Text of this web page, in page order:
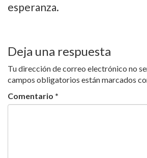
esperanza.
Deja una respuesta
Tu dirección de correo electrónico no
campos obligatorios están marcados
Comentario *